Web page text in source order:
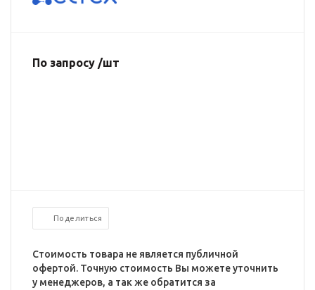
По запросу /шт
Поделиться
Стоимость товара не является публичной
офертой. Точную стоимость Вы можете уточнить
у менеджеров, а так же обратится за